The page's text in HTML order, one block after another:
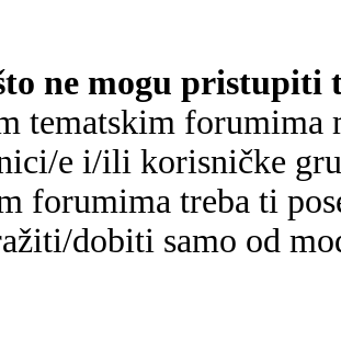
ne mogu pristupiti
tematskim forumima
e i/ili korisničke
forumima treba ti
dobiti samo od